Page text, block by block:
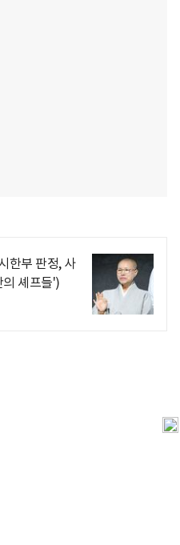
한부 판정, 사
셰프들')